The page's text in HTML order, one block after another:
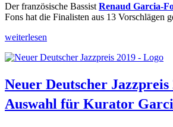
Der französische Bassist Renaud Garcia-
Fons hat die Finalisten aus 13 Vorschlägen
weiterlesen
Neuer Deutscher Jazzpreis
Auswahl für Kurator